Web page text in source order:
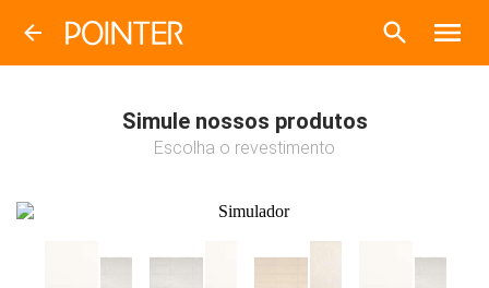
Simule nossos produtos
Escolha o revestimento